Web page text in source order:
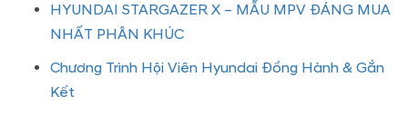
HYUNDAI STARGAZER X – MẪU MPV ĐÁNG MUA
NHẤT PHÂN KHÚC
Chương Trình Hội Viên Hyundai Đồng Hành & Gắn
Kết